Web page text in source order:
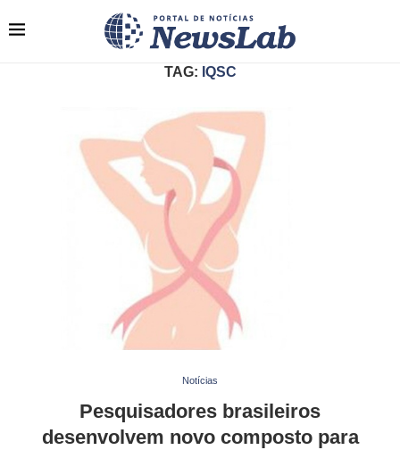
TAG: IQSC
Notícias
Pesquisadores brasileiros
desenvolvem novo composto para